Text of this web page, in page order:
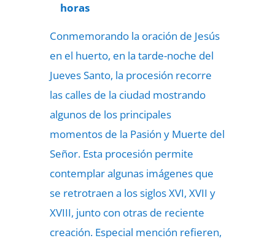
horas
Conmemorando la oración de Jesús
en el huerto, en la tarde-noche del
Jueves Santo, la procesión recorre
las calles de la ciudad mostrando
algunos de los principales
momentos de la Pasión y Muerte del
Señor. Esta procesión permite
contemplar algunas imágenes que
se retrotraen a los siglos XVI, XVII y
XVIII, junto con otras de reciente
creación. Especial mención refieren,